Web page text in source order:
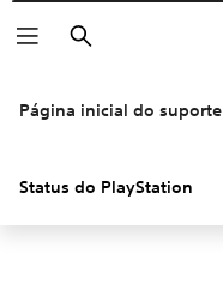
Pesquisar
Página inicial do suporte
Status do PlayStation